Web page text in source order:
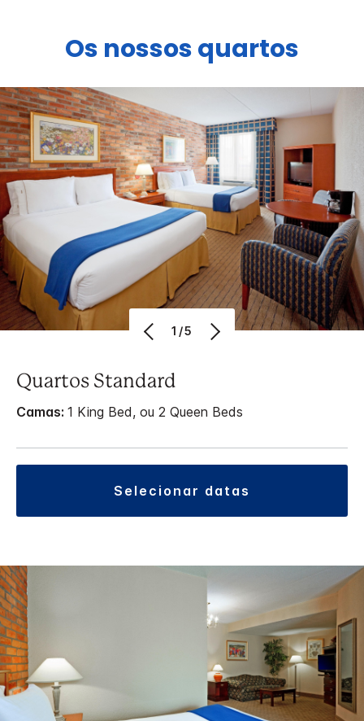
Os nossos quartos
1/5
Quartos Standard
Camas: 1 King Bed, ou 2 Queen Beds
selecionar datas